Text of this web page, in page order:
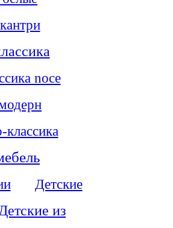
noce
классика
Детские
Детские из